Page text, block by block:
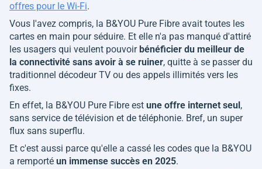
offres pour le Wi-Fi.
Vous l'avez compris, la B&YOU Pure Fibre avait toutes les
cartes en main pour séduire. Et elle n'a pas manqué d'attiré
les usagers qui veulent pouvoirbénéficier du meilleur de
la connectivité sans avoir à se ruiner, quitte à se passer du
traditionnel décodeur TV ou des appels illimités vers les
fixes.
En effet, la B&YOU Pure Fibre est une offre internet seul,
sans service de télévision et de téléphonie. Bref, un super
flux sans superflu.
Et c'est aussi parce qu'elle a cassé les codes que la B&YOU
a remporté un immense succès en 2025.